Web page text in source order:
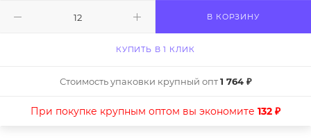
В КОРЗИНУ
КУПИТЬ В 1 КЛИК
Стоимость упаковки крупный опт1 764 ₽
При покупке крупным оптом вы экономите 132 ₽